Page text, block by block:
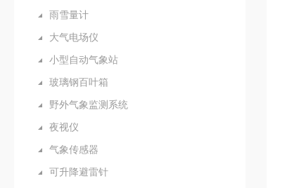
雨雪量计
大气电场仪
小型自动气象站
玻璃钢百叶箱
野外气象监测系统
夜视仪
气象传感器
可升降避雷针